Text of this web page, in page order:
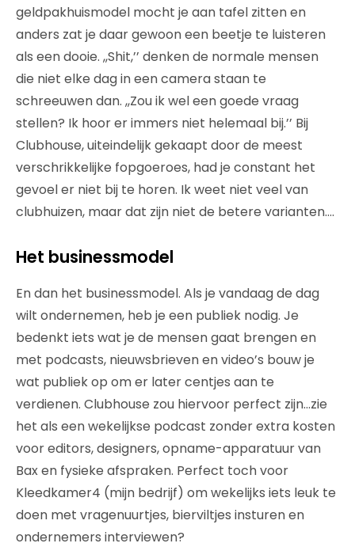
geldpakhuismodel mocht je aan tafel zitten en
anders zat je daar gewoon een beetje te luisteren
als een dooie. ,,Shit,’’ denken de normale mensen
die niet elke dag in een camera staan te
schreeuwen dan. ,,Zou ik wel een goede vraag
stellen? Ik hoor er immers niet helemaal bij.’’ Bij
Clubhouse, uiteindelijk gekaapt door de meest
verschrikkelijke fopgoeroes, had je constant het
gevoel er niet bij te horen. Ik weet niet veel van
clubhuizen, maar dat zijn niet de betere varianten….
Het businessmodel
En dan het businessmodel. Als je vandaag de dag
wilt ondernemen, heb je een publiek nodig. Je
bedenkt iets wat je de mensen gaat brengen en
met podcasts, nieuwsbrieven en video’s bouw je
wat publiek op om er later centjes aan te
verdienen. Clubhouse zou hiervoor perfect zijn…zie
het als een wekelijkse podcast zonder extra kosten
voor editors, designers, opname-apparatuur van
Bax en fysieke afspraken. Perfect toch voor
Kleedkamer4 (mijn bedrijf) om wekelijks iets leuk te
doen met vragenuurtjes, bierviltjes insturen en
ondernemers interviewen?